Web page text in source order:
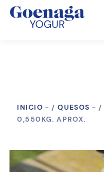
INICIO - QUESOS -
0,550KG. APROX.